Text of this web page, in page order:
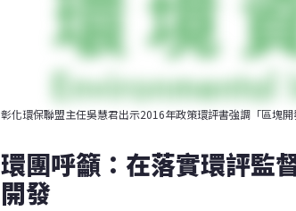
彰化環保聯盟主任吳慧君出示2016年政策環評書強調「區塊
環團呼籲：在落實環評監
開發